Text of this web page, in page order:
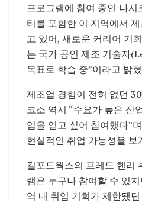
프로그램에 참여 중인 나시
티를 포함한 이 지역에서
고 있어, 새로운 커리어 기
는 국가 공인 제조 기술자
목표로 학습 중”이라고 밝
제조업 경험이 전혀 없던
코소 역시 “수요가 높은 산
업을 얻고 싶어 참여했다”
현실적인 취업 가능성을 보
길포드웍스의 프레드 헨리
램은 누구나 참여할 수 있
역 내 취업 기회가 제한됐